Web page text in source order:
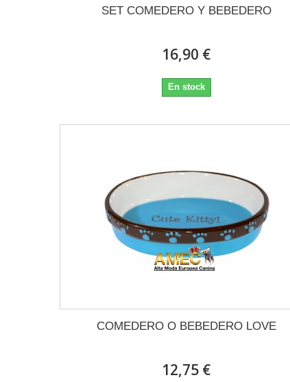
SET COMEDERO Y BEBEDERO
16,90 €
En stock
COMEDERO O BEBEDERO LOVE
12,75 €